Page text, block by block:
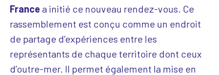
France a initié ce nouveau rendez-vous. Ce
rassemblement est conçu comme un endroit
de partage d’expériences entre les
représentants de chaque territoire dont ceux
d’outre-mer. Il permet également la mise en